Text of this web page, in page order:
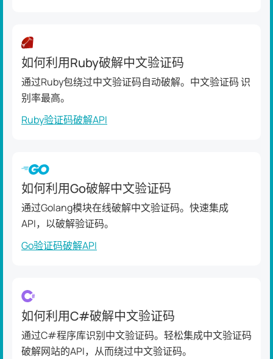
如何利用Ruby破解中文验证码
通过Ruby包绕过中文验证码自动破解。中文验证码 识
别率最高。
Ruby验证码破解API
如何利用Go破解中文验证码
通过Golang模块在线破解中文验证码。快速集成
API，以破解验证码。
Go验证码破解API
如何利用C#破解中文验证码
通过C#程序库识别中文验证码。轻松集成中文验证码
破解网站的API，从而绕过中文验证码。